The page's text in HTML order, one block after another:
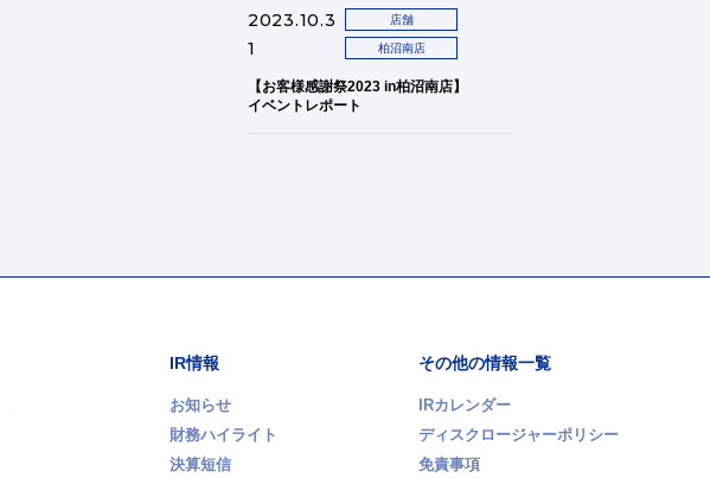
2023.10.3
1
店舗
柏沼南店
【お客様感謝祭2023 in柏沼南店】
イベントレポート
IR情報
お知らせ
財務ハイライト
決算短信
その他の情報一覧
IRカレンダー
ディスクロージャーポリシー
免責事項